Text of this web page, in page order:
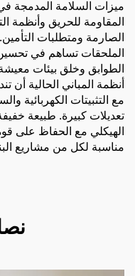
ميزات السلامة المدمجة
المقاومة للحريق وأنظمة
الصارمة ومتطلبات
الملحقات تساهم في
الطوابق وخلق بيئات
أنظمة المباني الحالية
مع التثبيتات الكهربائية
تعديلات كبيرة. طبيعة
الهيكلي مع الحفاظ على
مناسبة لكل من مشاريع